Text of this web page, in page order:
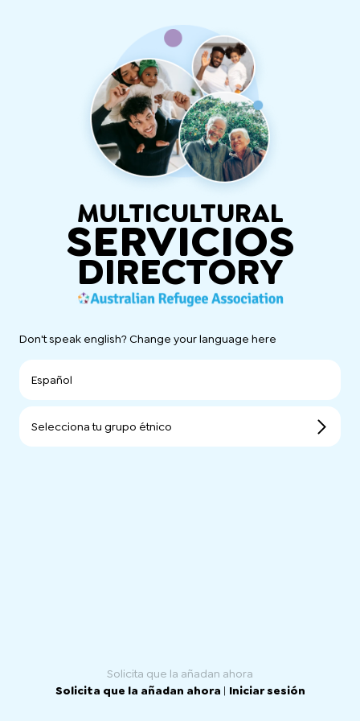
MULTICULTURAL
SERVICIOS
DIRECTORY
Don't speak english? Change your language here
Español
Selecciona tu grupo étnico
Solicita que la añadan ahora
Solicita que la añadan ahora | Iniciar sesión